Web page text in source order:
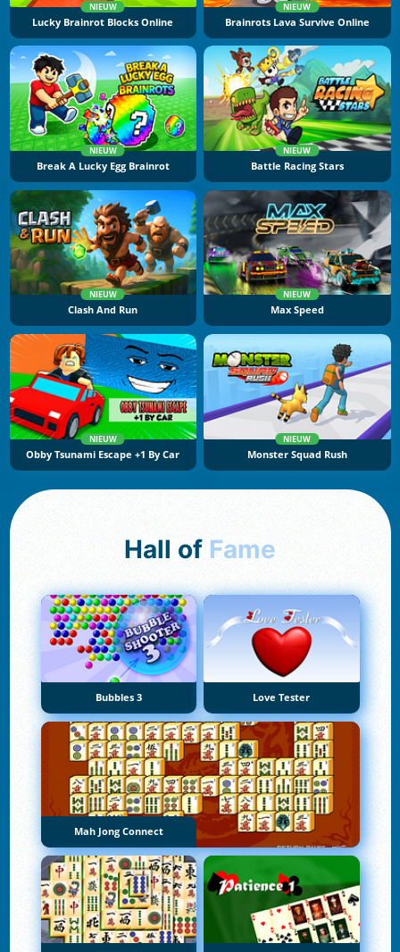
NIEUW
Lucky Brainrot Blocks Online
NIEUW
Brainrots Lava Survive Online
NIEUW
Break A Lucky Egg Brainrot
NIEUW
Battle Racing Stars
NIEUW
Clash And Run
NIEUW
Max Speed
NIEUW
Obby Tsunami Escape +1 By Car
NIEUW
Monster Squad Rush
Hall of Fame
Bubbles 3 Love Tester
Mah Jong Connect